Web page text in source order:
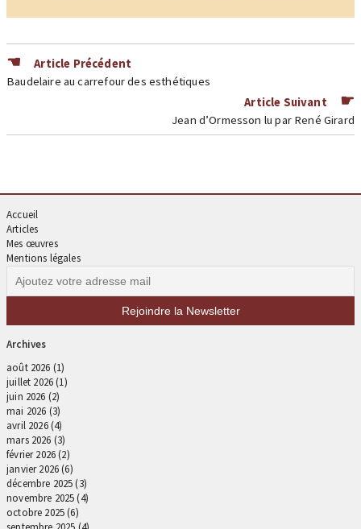
Article Précédent
Baudelaire au carrefour des esthétiques
Article Suivant
Jean d’Ormesson lu par René Girard
Accueil
Articles
Mes œuvres
Mentions légales
Archives
août 2026 (1)
juillet 2026(1)
juin 2026 (2)
mai 2026 (3)
avril 2026(4)
mars 2026 (3)
février 2026(2)
janvier 2026(6)
décembre 2025(3)
novembre 2025(4)
octobre 2025(6)